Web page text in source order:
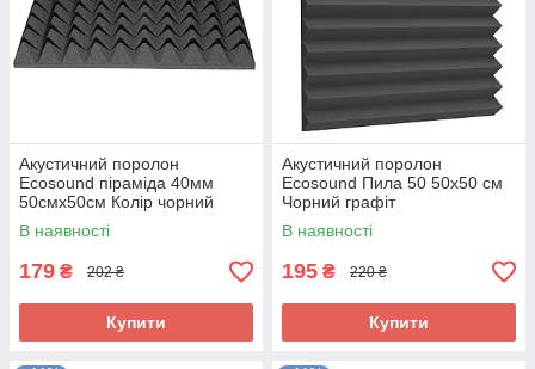
Акустичний поролон
Ecosound піраміда 40мм
50смх50см Колір чорний
графіт
В наявності
179 ₴ 202 ₴
Купити
Акустичний поролон
Ecosound Пила 50 50х50 см
Чорний графіт
В наявності
195 ₴ 220 ₴
Купити